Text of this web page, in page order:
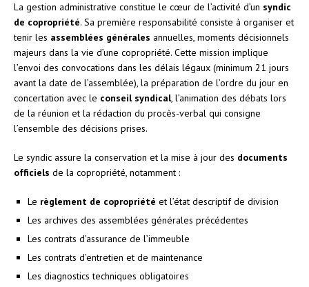
La gestion administrative constitue le cœur de l’activité d’un syndic
de copropriété. Sa première responsabilité consiste à organiser et
tenir les assemblées générales annuelles, moments décisionnels
majeurs dans la vie d’une copropriété. Cette mission implique
l’envoi des convocations dans les délais légaux (minimum 21 jours
avant la date de l’assemblée), la préparation de l’ordre du jour en
concertation avec le conseil syndical, l’animation des débats lors
de la réunion et la rédaction du procès-verbal qui consigne
l’ensemble des décisions prises.
Le syndic assure la conservation et la mise à jour des documents
officiels de la copropriété, notamment :
Le règlement de copropriété et l’état descriptif de division
Les archives des assemblées générales précédentes
Les contrats d’assurance de l’immeuble
Les contrats d’entretien et de maintenance
Les diagnostics techniques obligatoires